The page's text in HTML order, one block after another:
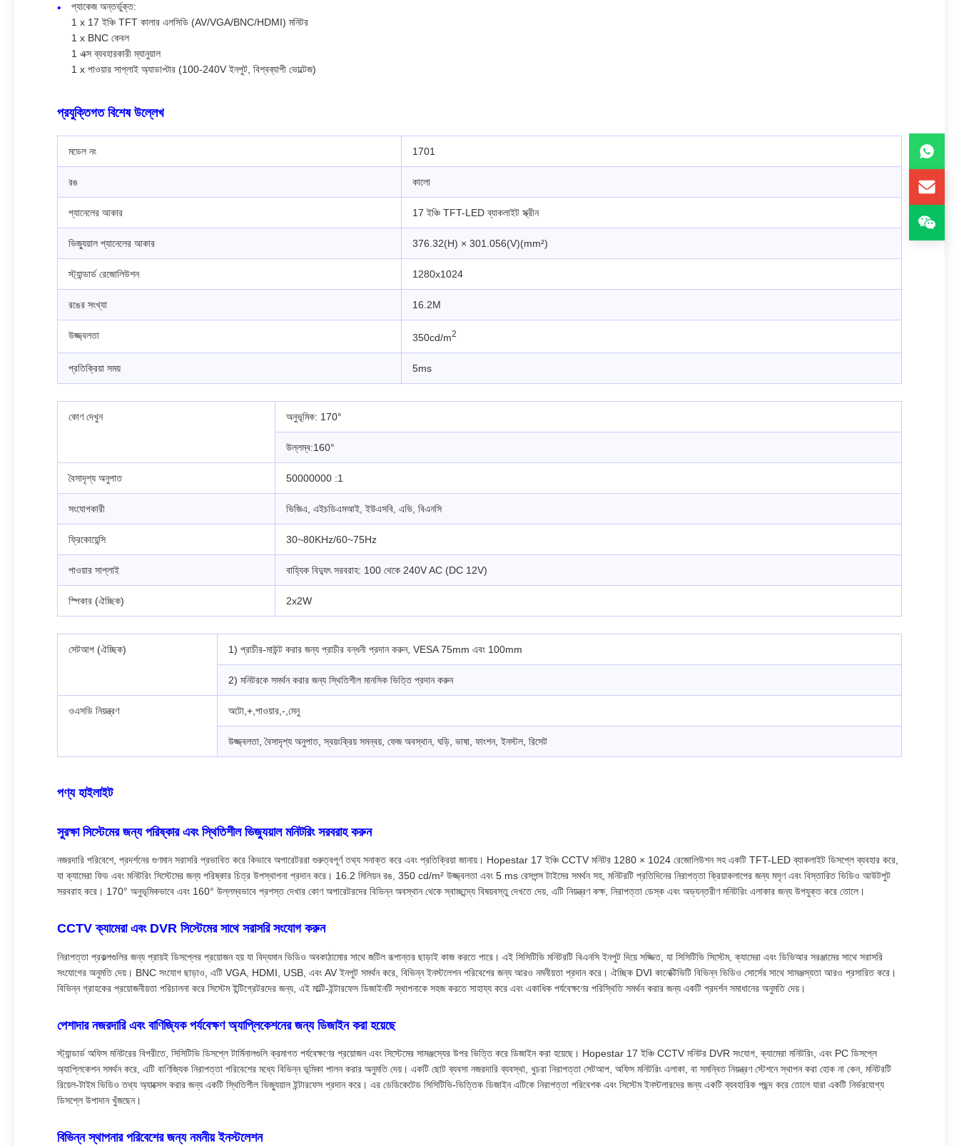
প্যাকেজ অন্তর্ভুক্ত:
1 x 17 ইঞ্চি TFT কালার এলসিডি (AV/VGA/BNC/HDMI) মনিটর
1 x BNC কেবল
1 এক্স ব্যবহারকারী ম্যানুয়াল
1 x পাওয়ার সাপ্লাই অ্যাডাপ্টার (100-240V ইনপুট, বিশ্বব্যাপী ভোল্টেজ)
প্রযুক্তিগত বিশেষ উল্লেখ
মডেল নং 1701
রঙ কালো
প্যানেলের আকার 17 ইঞ্চি TFT-LED ব্যাকলাইট স্ক্রীন
ভিজ্যুয়াল প্যানেলের আকার 376.32(H) × 301.056(V)(mm²)
স্ট্যান্ডার্ড রেজোলিউশন 1280x1024
রঙের সংখ্যা 16.2M
উজ্জ্বলতা 350cd/m2
প্রতিক্রিয়া সময় 5ms
কোণ দেখুন অনুভূমিক: 170°
উল্লম্ব:160°
বৈসাদৃশ্য অনুপাত 50000000 :1
সংযোগকারী ভিজিএ, এইচডিএমআই, ইউএসবি, এভি, বিএনসি
ফ্রিকোয়েন্সি 30~80KHz/60~75Hz
পাওয়ার সাপ্লাই বাহ্যিক বিদ্যুৎ সরবরাহ: 100 থেকে 240V AC (DC 12V)
স্পিকার (ঐচ্ছিক) 2x2W
সেটআপ (ঐচ্ছিক) 1) প্রাচীর-মাউন্ট করার জন্য প্রাচীর বন্ধনী প্রদান করুন, VESA 75mm এবং 100mm
2) মনিটরকে সমর্থন করার জন্য স্থিতিশীল মানসিক ভিত্তি প্রদান করুন
ওএসডি নিয়ন্ত্রণ অটো,+,পাওয়ার,-,মেনু
উজ্জ্বলতা, বৈসাদৃশ্য অনুপাত, স্বয়ংক্রিয় সমন্বয়, ফেজ অবস্থান, ঘড়ি, ভাষা, ফাংশন, ইনস্টল, রিসেট
পণ্য হাইলাইট
সুরক্ষা সিস্টেমের জন্য পরিষ্কার এবং স্থিতিশীল ভিজ্যুয়াল মনিটরিং সরবরাহ করুন
নজরদারি পরিবেশে, প্রদর্শনের গুণমান সরাসরি প্রভাবিত করে কিভাবে অপারেটররা গুরুত্বপূর্ণ তথ্য সনাক্ত করে এবং প্রতিক্রিয়া জানায়। Hopestar 17 ইঞ্চি CCTV মনিটর 1280 × 1024 রেজোলিউশন সহ একটি TFT-LED ব্যাকলাইট ডিসপ্লে ব্যবহার করে,
যা ক্যামেরা ফিড এবং মনিটরিং সিস্টেমের জন্য পরিষ্কার চিত্র উপস্থাপনা প্রদান করে। 16.2 মিলিয়ন রঙ, 350 cd/m² উজ্জ্বলতা এবং 5 ms রেসপন্স টাইমের সমর্থন সহ, মনিটরটি প্রতিদিনের নিরাপত্তা ক্রিয়াকলাপের জন্য মসৃণ এবং বিস্তারিত ভিডিও আউটপুট
সরবরাহ করে। 170° অনুভূমিকভাবে এবং 160° উল্লম্বভাবে প্রশস্ত দেখার কোণ অপারেটরদের বিভিন্ন অবস্থান থেকে স্বাচ্ছন্দ্যে বিষয়বস্তু দেখতে দেয়, এটি নিয়ন্ত্রণ কক্ষ, নিরাপত্তা ডেস্ক এবং অভ্যন্তরীণ মনিটরিং এলাকার জন্য উপযুক্ত করে তোলে।
CCTV ক্যামেরা এবং DVR সিস্টেমের সাথে সরাসরি সংযোগ করুন
নিরাপত্তা প্রকল্পগুলির জন্য প্রায়ই ডিসপ্লের প্রয়োজন হয় যা বিদ্যমান ভিডিও অবকাঠামোর সাথে জটিল রূপান্তর ছাড়াই কাজ করতে পারে। এই সিসিটিভি মনিটরটি বিএনসি ইনপুট দিয়ে সজ্জিত, যা সিসিটিভি সিস্টেম, ক্যামেরা এবং ডিভিআর সরঞ্জামের সাথে সরাসরি
সংযোগের অনুমতি দেয়। BNC সংযোগ ছাড়াও, এটি VGA, HDMI, USB, এবং AV ইনপুট সমর্থন করে, বিভিন্ন ইনস্টলেশন পরিবেশের জন্য আরও নমনীয়তা প্রদান করে। ঐচ্ছিক DVI কানেক্টিভিটি বিভিন্ন ভিডিও সোর্সের সাথে সামঞ্জস্যতা আরও প্রসারিত করে।
বিভিন্ন গ্রাহকের প্রয়োজনীয়তা পরিচালনা করে সিস্টেম ইন্টিগ্রেটরদের জন্য, এই মাল্টি-ইন্টারফেস ডিজাইনটি স্থাপনাকে সহজ করতে সাহায্য করে এবং একাধিক পর্যবেক্ষণের পরিস্থিতি সমর্থন করার জন্য একটি প্রদর্শন সমাধানের অনুমতি দেয়।
পেশাদার নজরদারি এবং বাণিজ্যিক পর্যবেক্ষণ অ্যাপ্লিকেশনের জন্য ডিজাইন করা হয়েছে
স্ট্যান্ডার্ড অফিস মনিটরের বিপরীতে, সিসিটিভি ডিসপ্লে টার্মিনালগুলি ক্রমাগত পর্যবেক্ষণের প্রয়োজন এবং সিস্টেমের সামঞ্জস্যের উপর ভিত্তি করে ডিজাইন করা হয়েছে। Hopestar 17 ইঞ্চি CCTV মনিটর DVR সংযোগ, ক্যামেরা মনিটরিং, এবং PC ডিসপ্লে
অ্যাপ্লিকেশন সমর্থন করে, এটি বাণিজ্যিক নিরাপত্তা পরিবেশের মধ্যে বিভিন্ন ভূমিকা পালন করার অনুমতি দেয়। একটি ছোট ব্যবসা নজরদারি ব্যবস্থা, খুচরা নিরাপত্তা সেটআপ, অফিস মনিটরিং এলাকা, বা সমন্বিত নিয়ন্ত্রণ স্টেশনে স্থাপন করা হোক না কেন, মনিটরটি
রিয়েল-টাইম ভিডিও তথ্য অ্যাক্সেস করার জন্য একটি স্থিতিশীল ভিজ্যুয়াল ইন্টারফেস প্রদান করে। এর ডেডিকেটেড সিসিটিভি-ভিত্তিক ডিজাইন এটিকে নিরাপত্তা পরিবেশক এবং সিস্টেম ইনস্টলারদের জন্য একটি ব্যবহারিক পছন্দ করে তোলে যারা একটি নির্ভরযোগ্য
ডিসপ্লে উপাদান খুঁজছেন।
বিভিন্ন স্থাপনার পরিবেশের জন্য নমনীয় ইনস্টলেশন